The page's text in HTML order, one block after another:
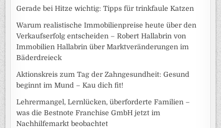
Gerade bei Hitze wichtig: Tipps für trinkfaule Katzen
Warum realistische Immobilienpreise heute über den
Verkaufserfolg entscheiden – Robert Hallabrin von
Immobilien Hallabrin über Marktveränderungen im
Bäderdreieck
Aktionskreis zum Tag der Zahngesundheit: Gesund
beginnt im Mund – Kau dich fit!
Lehrermangel, Lernlücken, überforderte Familien –
was die Bestnote Franchise GmbH jetzt im
Nachhilfemarkt beobachtet